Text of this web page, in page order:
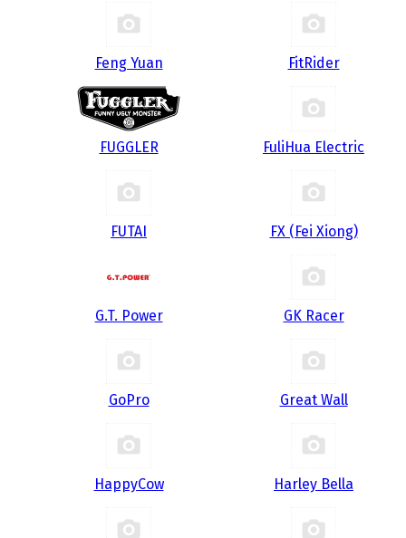
Feng Yuan FitRider
FUGGLER FuliHua Electric
FUTAI FX (Fei Xiong)
G.T. Power GK Racer
GoPro Great Wall
HappyCow Harley Bella